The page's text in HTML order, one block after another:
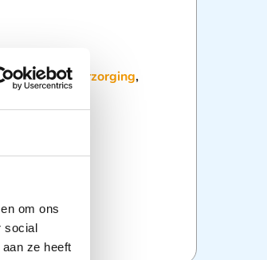
om ons
social
ze heeft
,Wondverzorging,